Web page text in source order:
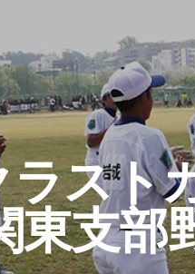
ラスト
東支部